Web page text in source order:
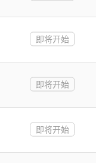
即将开始
即将开始
即将开始